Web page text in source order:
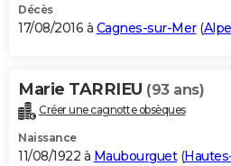
Décès
17/08/2016 à Cagnes-sur-Mer(
Marie TARRIEU (93 ans)
Créer une cagnotte obsèques
Naissance
11/08/1922 à Maubourguet(